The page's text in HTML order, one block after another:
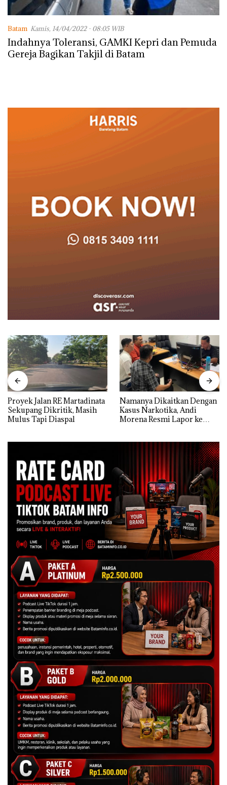
Batam Kamis, 14/04/2022 - 08:05 WIB
Indahnya Toleransi, GAMKI Kepri dan Pemuda
Gereja Bagikan Takjil di Batam
Proyek Jalan RE Martadinata
Sekupang Dikritik, Masih
Mulus Tapi Diaspal
Namanya Dikaitkan Dengan
Kasus Narkotika, Andi
Morena Resmi Lapor ke